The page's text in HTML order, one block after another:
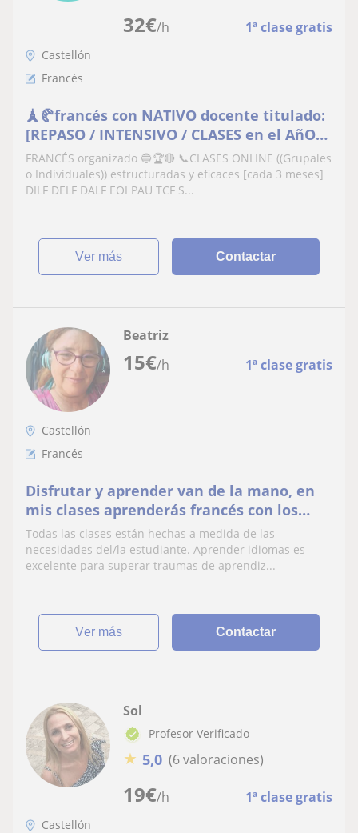
32€/h 1ª clase gratis
Castellón
Francés
🗼🥐francés con NATIVO docente titulado:
[REPASO / INTENSIVO / CLASES en el AñO
ESCOLAR + 1nivel en 3 meses]✔️27 años de
exp. ✔️material incluido ✔️certificación
✔️seguim. a distan. ✔️ factura (clases de
FRANCÉS organizado 🔵🏆🔴 📞CLASES ONLINE ((Grupales
o Individuales)) estructuradas y eficaces [cada 3 meses]
DILF DELF DALF EOI PAU TCF S...
ver más Contactar
15€/h 1ª clase gratis
Beatriz
Castellón
Francés
Disfrutar y aprender van de la mano, en
mis clases aprenderás francés con los
temas y materias que te gustan.
Aprenderás rápido y te lo pasarás en
grande.
Todas las clases están hechas a medida de las
necesidades del/la estudiante. Aprender idiomas es
excelente para superar traumas de aprendiz...
ver más Contactar
19€/h 1ª clase gratis
Sol
Profesor Verificado
★ 5,0 (6 valoraciones)
Castellón